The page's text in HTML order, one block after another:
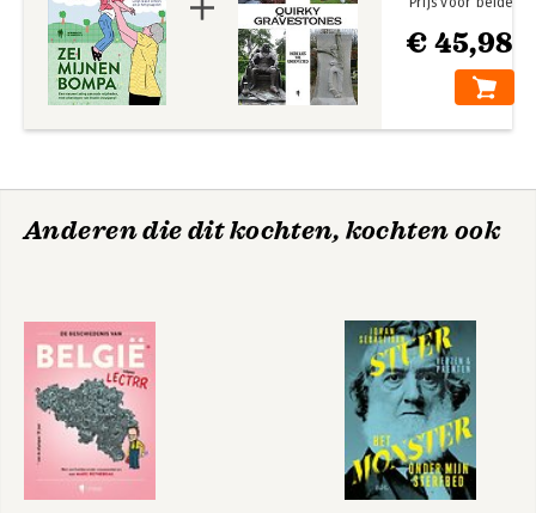
€ 45,98
Anderen die dit kochten, kochten ook